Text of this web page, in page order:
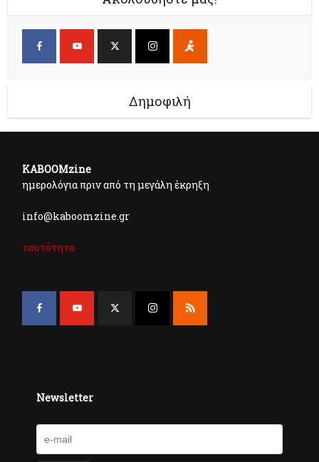
Δημοφιλή
KABOOMzine
ημερολόγια πριν από τη μεγάλη έκρηξη
info@kaboomzine.gr
ταυτότητα
Newsletter